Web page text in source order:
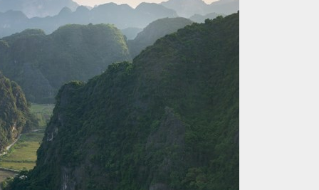
d'Halong attire naturellement de nombreux
beauté. Les bateaux de croisière sillonnent ses
est particulièrement important de bien choisir
Au parcours traditionnel dans la baie
plus discrète, mais tout aussi belle, avec une
Lan Ha. Appartenant au même parc naturel,
à l'abri de l'afflux touristique.
semble suspendu, et chaque instant devient
une beauté brute, intacte. C'est là que l'on
dans la baie d'Halong : un héritage précieux
futures.